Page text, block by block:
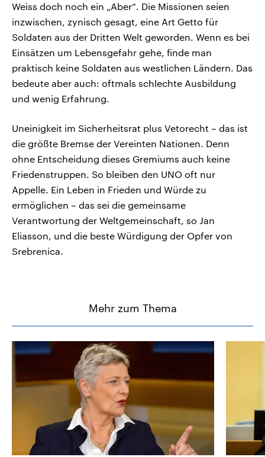
Weiss doch noch ein „Aber“. Die Missionen seien
inzwischen, zynisch gesagt, eine Art Getto für
Soldaten aus der Dritten Welt geworden. Wenn es bei
Einsätzen um Lebensgefahr gehe, finde man
praktisch keine Soldaten aus westlichen Ländern. Das
bedeute aber auch: oftmals schlechte Ausbildung
und wenig Erfahrung.
Uneinigkeit im Sicherheitsrat plus Vetorecht – das ist
die größte Bremse der Vereinten Nationen. Denn
ohne Entscheidung dieses Gremiums auch keine
Friedenstruppen. So bleiben den UNO oft nur
Appelle. Ein Leben in Frieden und Würde zu
ermöglichen – das sei die gemeinsame
Verantwortung der Weltgemeinschaft, so Jan
Eliasson, und die beste Würdigung der Opfer von
Srebrenica.
Mehr zum Thema